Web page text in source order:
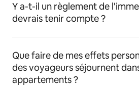
Y a-t-il un règlement de
devrais tenir compte ?
Que faire de mes effets
des voyageurs séjournent
appartements ?